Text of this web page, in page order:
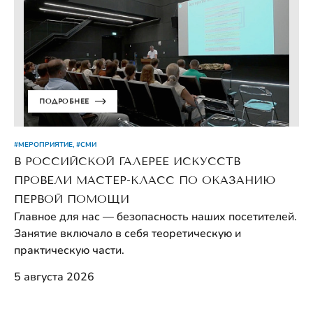
ПОДРОБНЕЕ
#МЕРОПРИЯТИЕ, #СМИ
В РОССИЙСКОЙ ГАЛЕРЕЕ ИСКУССТВ
ПРОВЕЛИ МАСТЕР-КЛАСС ПО ОКАЗАНИЮ
ПЕРВОЙ ПОМОЩИ
Главное для нас — безопасность наших посетителей.
Занятие включало в себя теоретическую и
практическую части.
5 августа 2026